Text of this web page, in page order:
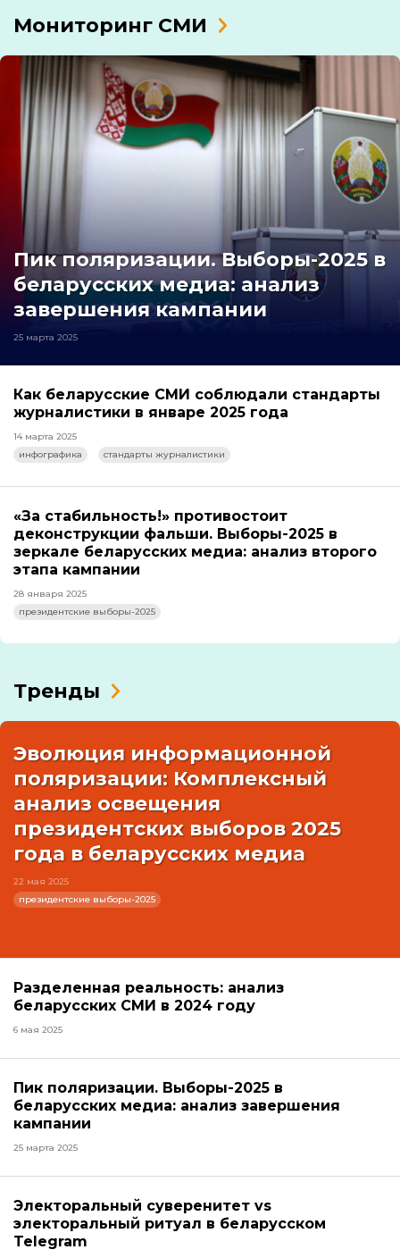
Мониторинг СМИ
Пик поляризации. Выборы-2025 в
беларусских медиа: анализ
завершения кампании
25 марта 2025
Как беларусские СМИ соблюдали стандарты
журналистики в январе 2025 года
14 марта 2025
инфографика
стандарты журналистики
«За стабильность!» противостоит
деконструкции фальши. Выборы-2025 в
зеркале беларусских медиа: анализ второго
этапа кампании
28 января 2025
президентские выборы-2025
Тренды
Эволюция информационной
поляризации: Комплексный
анализ освещения
президентских выборов 2025
года в беларусских медиа
22 мая 2025
президентские выборы-2025
Разделенная реальность: анализ
беларусских СМИ в 2024 году
6 мая 2025
Пик поляризации. Выборы-2025 в
беларусских медиа: анализ завершения
кампании
25 марта 2025
Электоральный суверенитет vs
электоральный ритуал в беларусском
Telegram